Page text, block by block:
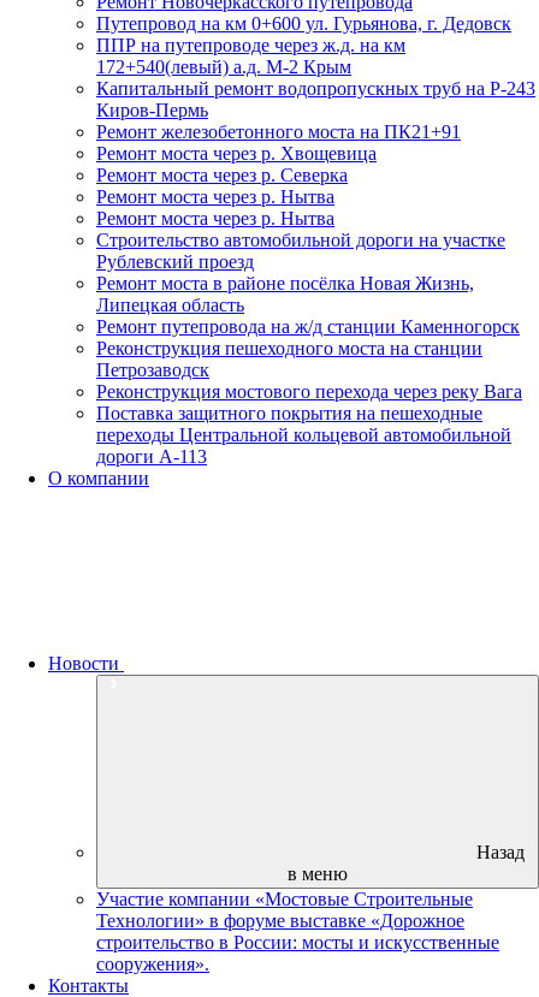
Путепровод на км 0+600 ул. Гурьянова, г. Дедовск
ППР на путепроводе через ж.д. на км
172+540(левый) а.д. М-2 Крым
Капитальный ремонт водопропускных труб на Р-243
Киров-Пермь
Ремонт железобетонного моста на ПК21+91
Ремонт моста через р. Хвощевица
Ремонт моста через р. Северка
Ремонт моста через р. Нытва
Ремонт моста через р. Нытва
Строительство автомобильной дороги на участке
Рублевский проезд
Ремонт моста в районе посёлка Новая Жизнь,
Липецкая область
Ремонт путепровода на ж/д станции Каменногорск
Реконструкция пешеходного моста на станции
Петрозаводск
Реконструкция мостового перехода через реку Вага
Поставка защитного покрытия на пешеходные
переходы Центральной кольцевой автомобильной
дороги А-113
О компании
Новости
Назад
в меню
Участие компании «Мостовые Строительные
Технологии» в форуме выставке «Дорожное
строительство в России: мосты и искусственные
сооружения».
Контакты